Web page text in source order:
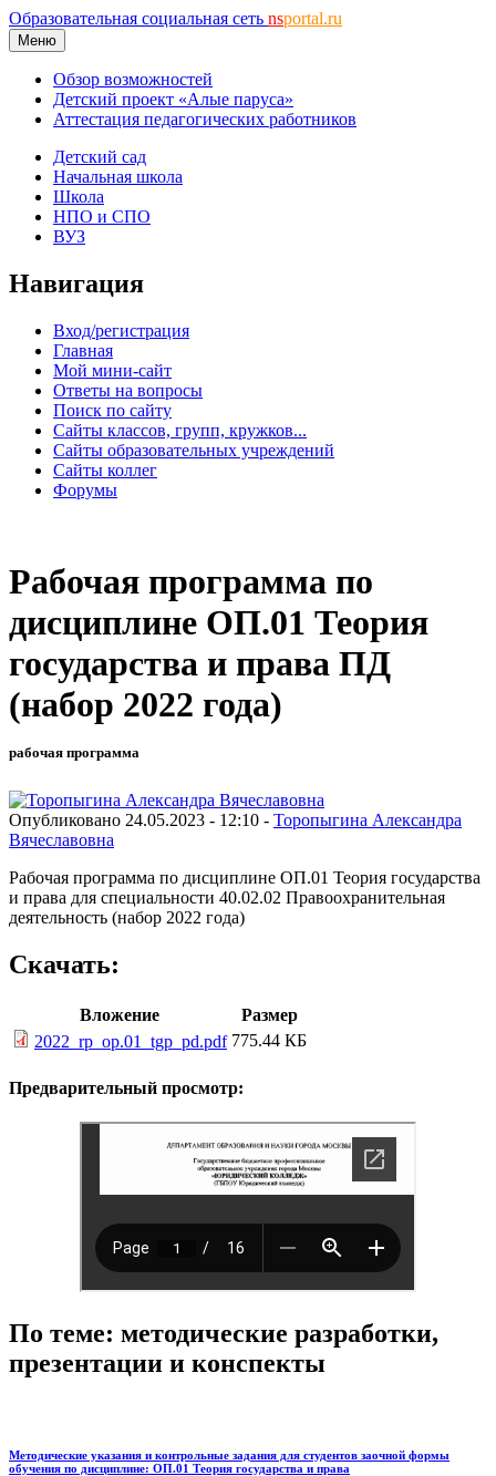
Образовательная социальная сеть nsportal.ru
Меню
Обзор возможностей
Детский проект «Алые паруса»
Аттестация педагогических работников
Детский сад
Начальная школа
Школа
НПО и СПО
ВУЗ
Навигация
Вход/регистрация
Главная
Мой мини-сайт
Ответы на вопросы
Поиск по сайту
Сайты классов, групп, кружков...
Сайты образовательных учреждений
Сайты коллег
Форумы
Рабочая программа по
дисциплине ОП.01 Теория
государства и права ПД
(набор 2022 года)
рабочая программа
Опубликовано 24.05.2023 - 12:10 - Торопыгина Александра
Вячеславовна
Рабочая программа по дисциплине ОП.01 Теория государства
и права для специальности 40.02.02 Правоохранительная
деятельность (набор 2022 года)
Скачать:
Вложение
Размер
2022_rp_op.01_tgp_pd.pdf 775.44 КБ
Предварительный просмотр:
По теме: методические разработки,
презентации и конспекты
Методические указания и контрольные задания для студентов заочной формы
обучения по дисциплине: ОП.01 Теория государства и права